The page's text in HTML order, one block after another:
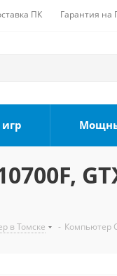
ПК Гарантия на
в Томске - Компьютер